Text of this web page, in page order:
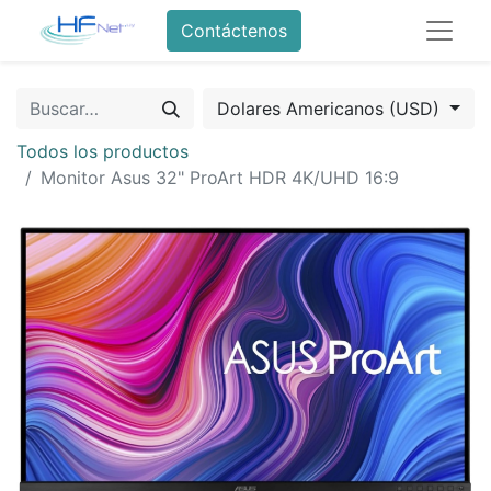
Contáctenos
Dolares Americanos (USD)
Todos los productos
Monitor Asus 32" ProArt HDR 4K/UHD 16:9